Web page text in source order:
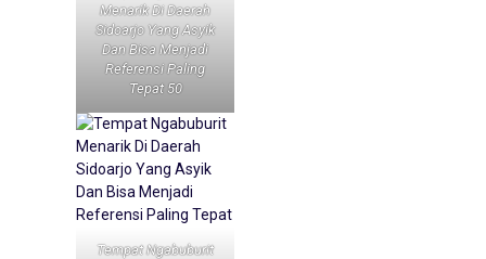
Menarik Di Daerah
Sidoarjo Yang Asyik
Dan Bisa Menjadi
Referensi Paling
Tepat 50
Tempat Ngabuburit